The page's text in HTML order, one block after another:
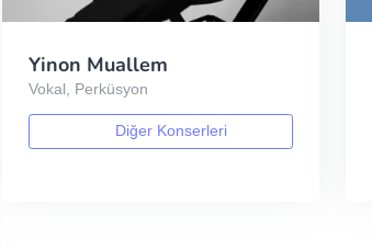
Yinon Muallem
Vokal, Perküsyon
Diğer Konserleri